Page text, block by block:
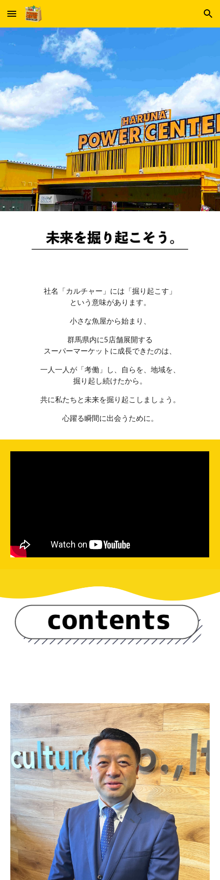
Skip to main content Skip to navigation
社名「カルチャー」には「掘り起こす」
という意味があります。
小さな魚屋から始まり、
群馬県内に5店舗展開する
スーパーマーケットに成長できたのは、
一人一人が「考働」し、自らを、地域を、
掘り起し続けたから。
共に私たちと未来を掘り起こしましょう。
心躍る瞬間に出会うために。